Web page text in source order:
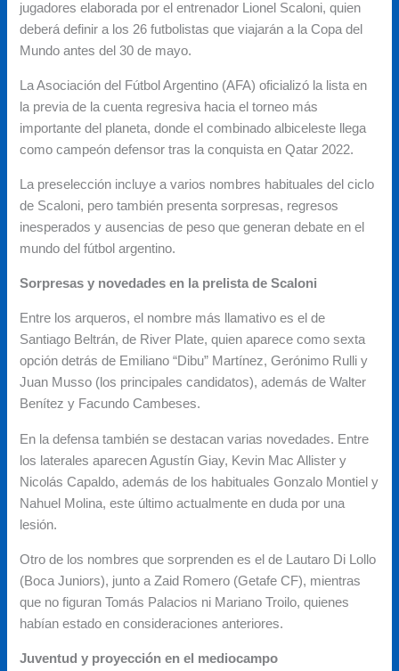
jugadores elaborada por el entrenador Lionel Scaloni, quien
deberá definir a los 26 futbolistas que viajarán a la Copa del
Mundo antes del 30 de mayo.
La Asociación del Fútbol Argentino (AFA) oficializó la lista en
la previa de la cuenta regresiva hacia el torneo más
importante del planeta, donde el combinado albiceleste llega
como campeón defensor tras la conquista en Qatar 2022.
La preselección incluye a varios nombres habituales del ciclo
de Scaloni, pero también presenta sorpresas, regresos
inesperados y ausencias de peso que generan debate en el
mundo del fútbol argentino.
Sorpresas y novedades en la prelista de Scaloni
Entre los arqueros, el nombre más llamativo es el de
Santiago Beltrán, de River Plate, quien aparece como sexta
opción detrás de Emiliano “Dibu” Martínez, Gerónimo Rulli y
Juan Musso (los principales candidatos), además de Walter
Benítez y Facundo Cambeses.
En la defensa también se destacan varias novedades. Entre
los laterales aparecen Agustín Giay, Kevin Mac Allister y
Nicolás Capaldo, además de los habituales Gonzalo Montiel y
Nahuel Molina, este último actualmente en duda por una
lesión.
Otro de los nombres que sorprenden es el de Lautaro Di Lollo
(Boca Juniors), junto a Zaid Romero (Getafe CF), mientras
que no figuran Tomás Palacios ni Mariano Troilo, quienes
habían estado en consideraciones anteriores.
Juventud y proyección en el mediocampo